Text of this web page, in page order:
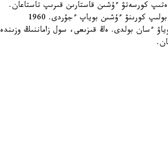
ۇلكەن ەتىپ كورسەتۋ ءۇشىن قاستارىن قىرىپ تاستاعان.
فرانسيادا بەتتەرىن اق ۇنتاقپەن بەتىن، موينى مەن يىعىن اق بولىپ كورىنۋ ءۇشىن بوياپ ءجۇردى. 1960
ءسان بولدى. ەڭ قىزىعى، سول زاماننىڭ وزىندە